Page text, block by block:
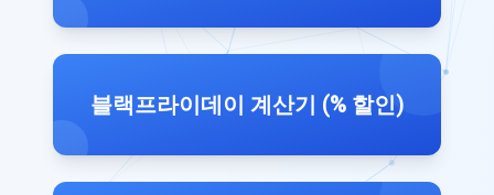
블랙프라이데이 계산기 (% 할인)